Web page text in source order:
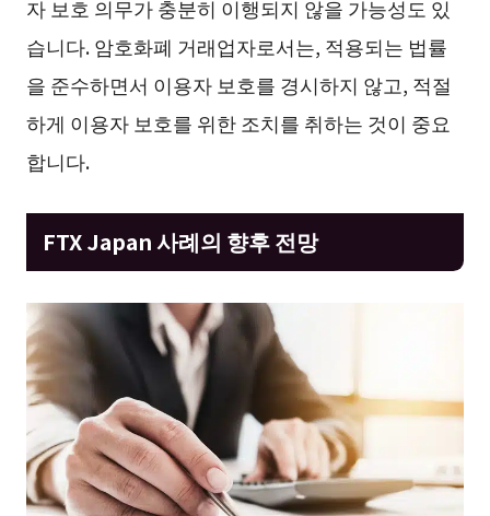
자 보호 의무가 충분히 이행되지 않을 가능성도 있
습니다. 암호화폐 거래업자로서는, 적용되는 법률
을 준수하면서 이용자 보호를 경시하지 않고, 적절
하게 이용자 보호를 위한 조치를 취하는 것이 중요
합니다.
FTX Japan 사례의 향후 전망